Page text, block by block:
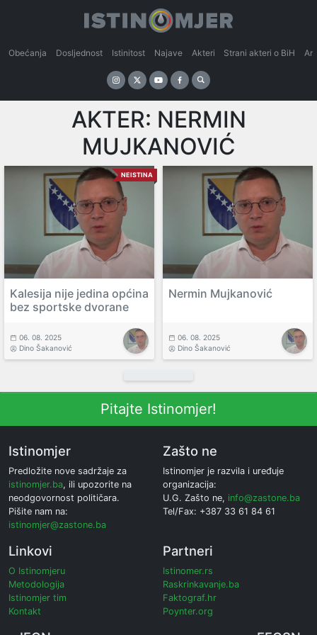
Obećanja Dosljednost Istinitost Najave Akteri Strani akteri o BiH
AKTER: NERMIN
MUJKANOVIĆ
NEISTINA
Kalesija nije jedina općina
bez sportske dvorane
06. 08. 2025
Dino Šakanović
Nermin Mujkanović
06. 08. 2025
Dino Šakanović
Pitajte Istinomjer!
Istinomjer
Predložite nove sadržaje za
istinomjer.ba, ili upozorite na
neodgovornost političara.
Pišite nam na:
istinomjer@zastone.ba
Zašto ne
Istinomjer je razvila i uređuje
organizacija:
U.G. Zašto ne, info@zastone.ba
Tel/Fax: +387 33 61 84 61
Linkovi
O Istinomjeru
Metodologija
Istinomjer tim
Kontakt
Partneri
Istinomer.rs
Raskrinkavanje.ba
Faktograf.hr
Poynter.org